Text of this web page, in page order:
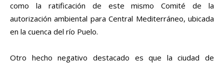
como la ratificación de este mismo Comité de la
autorización ambiental para Central Mediterráneo, ubicada
en la cuenca del río Puelo.
Otro hecho negativo destacado es que la ciudad de